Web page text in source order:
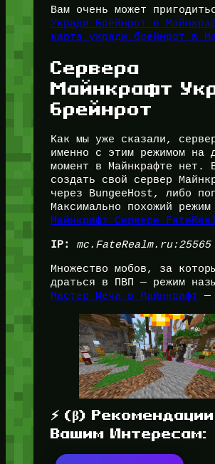
Вам очень может
Укради Брейнрот в
карта укради брейнрот в
Сервера
Майнкрафт
брейнрот
Как мы уже сказали,
именно с этим режимом на
момент в Майнкрафте нет.
создать свой сервер
через BungeeHost, либо
Максимально похожий
Майнкрафт Сервере
IP: mc.FateRealm.ru:25565
Множество мобов, за
драться в ПВП — режим
Мастер Меча в Майнкрафт —
⚡ (β)
Вашим Интересам: